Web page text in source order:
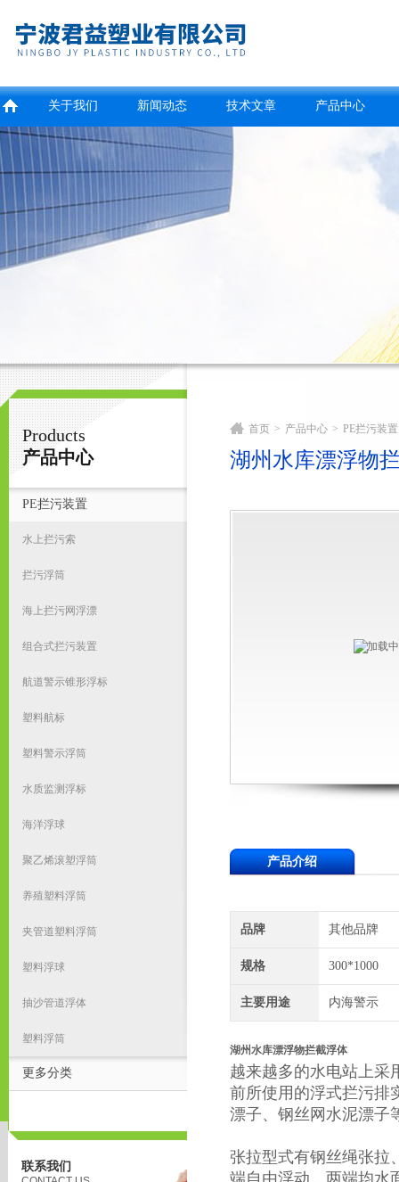
宁波君益塑业有限公司
关于我们 新闻动态 技术文章 产品中心
Products
产品中心
PE拦污装置
水上拦污索
拦污浮筒
海上拦污网浮漂
组合式拦污装置
航道警示锥形浮标
塑料航标
塑料警示浮筒
水质监测浮标
海洋浮球
聚乙烯滚塑浮筒
养殖塑料浮筒
夹管道塑料浮筒
塑料浮球
抽沙管道浮体
塑料浮筒
更多分类
联系我们
首页 > 产品中心 > PE拦污装置
湖州水库漂浮物
产品介绍
品牌 其他品牌
规格 300*1000
主要用途 内海警示
湖州水库漂浮物拦截浮体
越来越多的水电站上采
前所使用的浮式拦污排
漂子、钢丝网水泥漂子
张拉型式有钢丝绳张拉
端自由浮动、两端均水